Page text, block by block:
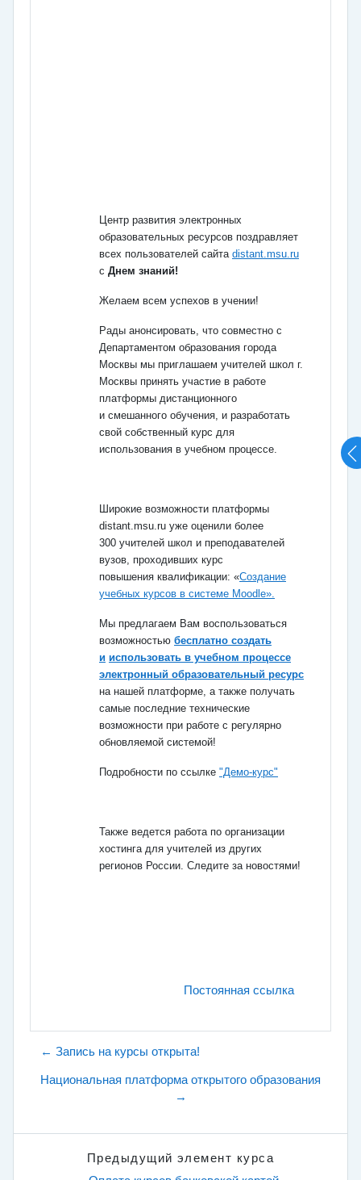
Центр развития электронных
образовательных ресурсов поздравляет
всех пользователей сайта distant.msu.ru
с Днем знаний!
Желаем всем успехов в учении!
Рады анонсировать, что совместно с
Департаментом образования города
Москвы мы приглашаем учителей школ г.
Москвы принять участие в работе
платформы дистанционного
и смешанного обучения, и разработать
свой собственный курс для
использования в учебном процессе.
Широкие возможности платформы
distant.msu.ru уже оценили более
300 учителей школ и преподавателей
вузов, проходивших курс
повышения квалификации: «Создание
учебных курсов в системе Moodle».
Мы предлагаем Вам воспользоваться
возможностью бесплатно создать
и использовать в учебном процессе
электронный образовательный ресурс
на нашей платформе, а также получать
самые последние технические
возможности при работе с регулярно
обновляемой системой!
Подробности по ссылке "Демо-курс"
Также ведется работа по организации
хостинга для учителей из других
регионов России. Следите за новостями!
Постоянная ссылка
← Запись на курсы открыта!
Национальная платформа открытого образования
→
Предыдущий элемент курса